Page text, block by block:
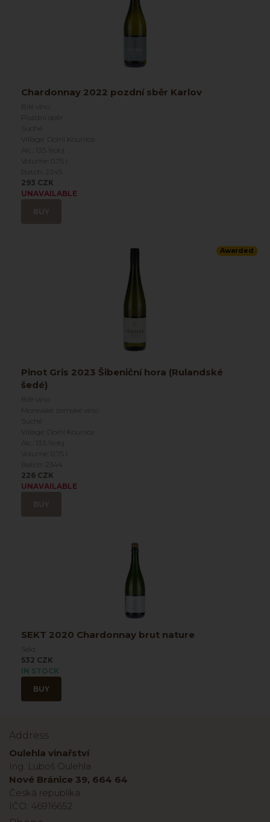
Chardonnay 2022 pozdní sběr Karlov
Bílé víno
Pozdní sběr
Suché
Village: Dolní Kounice
Alc.: 13.5 %obj
Volume: 0.75 l
Batch: 2245
293 CZK
UNAVAILABLE
Awarded
Pinot Gris 2023 Šibeniční hora (Rulandské
šedé)
Bílé víno
Moravské zemské víno
Suché
Village: Dolní Kounice
Alc.: 13.5 %obj
Volume: 0.75 l
Batch: 2344
226 CZK
UNAVAILABLE
SEKT 2020 Chardonnay brut nature
Sekt
532 CZK
IN STOCK
BUY
Address
Oulehla vinařství
Ing. Luboš Oulehla
Nové Bránice 39, 664 64
Česká republika
IČO: 46916652